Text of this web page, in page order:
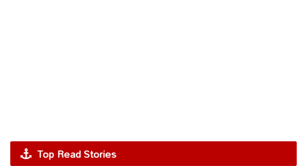
Top Read Stories